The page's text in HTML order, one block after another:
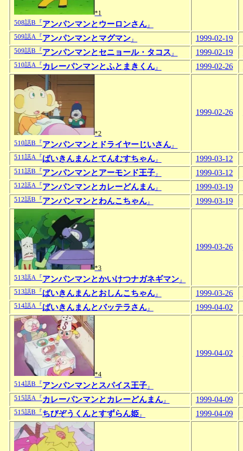
*1
508話B『アンパンマンとウーロンさん 』
509話A『アンパンマンとマグマン 』 1999-02-19
509話B『アンパンマンとセニョール・タコス 』 1999-02-19
510話A『 カレーパンマンとふとまきくん 』 1999-02-26
*2
510話B『アンパンマンとドライヤーじいさん 』
1999-02-26
511話A『ばいきんまんとてんむすちゃん 』 1999-03-12
511話B『アンパンマンとアーモンド王子 』 1999-03-12
512話A『アンパンマンとカレーどんまん 』 1999-03-19
512話B『アンパンマンとわんこちゃん 』 1999-03-19
*3
513話A『アンパンマンとかいけつナガネギマン 』
1999-03-26
513話B『ばいきんまんとおしんこちゃん 』 1999-03-26
514話A『ばいきんまんとバッテラさん 』 1999-04-02
*4
514話B『アンパンマンとスパイス王子 』
1999-04-02
515話A『 カレーパンマンとカレーどんまん 』 1999-04-09
515話B『ちびぞうくんとすずらん姫 』 1999-04-09